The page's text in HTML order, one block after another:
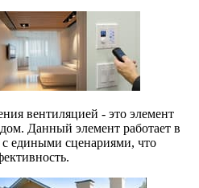
вентиляцией - это элемент
Данный элемент работает в
с едиными сценариями, что